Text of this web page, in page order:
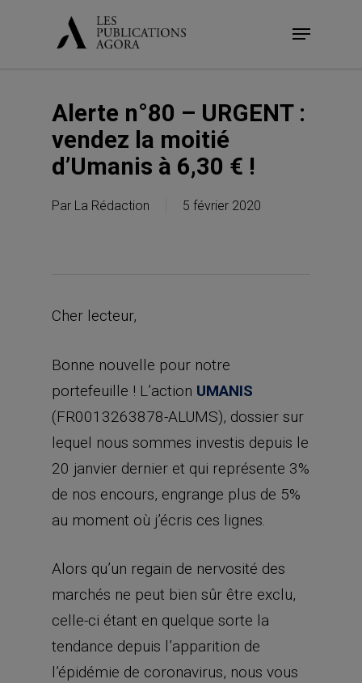
Menu
Alerte n°80 – URGENT :
vendez la moitié
d’Umanis à 6,30 € !
Par La Rédaction 5 février 2020
Cher lecteur,
Bonne nouvelle pour notre
portefeuille ! L’action UMANIS
(FR0013263878-ALUMS), dossier sur
lequel nous sommes investis depuis le
20 janvier dernier et qui représente 3%
de nos encours, engrange plus de 5%
au moment où j’écris ces lignes.
Alors qu’un regain de nervosité des
marchés ne peut bien sûr être exclu,
celle-ci étant en quelque sorte la
tendance depuis l’apparition de
l’épidémie de coronavirus, nous vous